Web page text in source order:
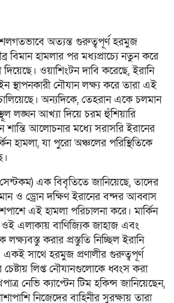
অত্যন্ত গুরুত্বপূর্ণ হরমুজ
বিমান হামলার পর মধ্যপ্রাচ্যে নতুন করে
ওয়াশিংটন দাবি করেছে, ইরানি
স্থাপনকারী নৌযান লক্ষ্য করে তারা এই
অন্যদিকে, তেহরান একে চলমান
লঙ্ঘন আখ্যা দিয়ে চরম হুঁশিয়ারি
শান্তি আলোচনার মধ্যে সরাসরি ইরানের
হামলা, যা পুরো অঞ্চলের পরিস্থিতিকে
(সেন্টকম) এক বিবৃতিতে জানিয়েছে, তাদের
ও ড্রোন দক্ষিণ ইরানের বন্দর আব্বাস
এই হামলা পরিচালনা করে। মার্কিন
ওই এলাকায় বাণিজ্যিক জাহাজ এবং
করার প্রস্তুতি নিচ্ছিল ইরানি
একই সাথে হরমুজ প্রণালীর গুরুত্বপূর্ণ
লিপ্ত নৌযানগুলোকে ধ্বংস করা
নেভি ক্যাপ্টেন টিম হকিন্স জানিয়েছেন,
নিজেদের বাহিনীর সুরক্ষায় তারা